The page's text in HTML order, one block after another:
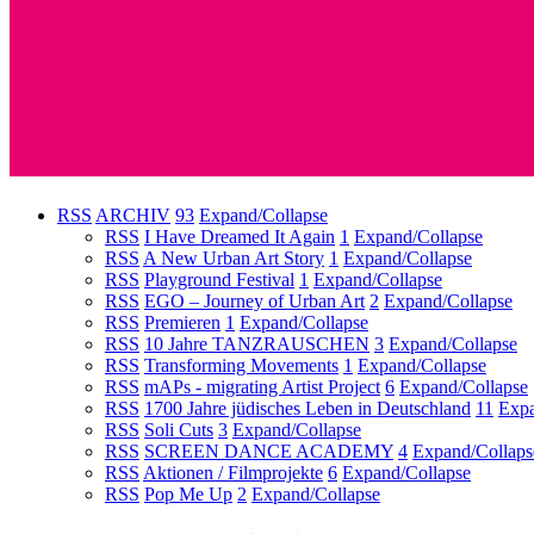
RSS ARCHIV 93 Expand/Collapse
RSS I Have Dreamed It Again 1 Expand/Collapse
RSS A New Urban Art Story 1 Expand/Collapse
RSS Playground Festival 1 Expand/Collapse
RSS EGO – Journey of Urban Art 2 Expand/Collapse
RSS Premieren 1 Expand/Collapse
RSS 10 Jahre TANZRAUSCHEN 3 Expand/Collapse
RSS Transforming Movements 1 Expand/Collapse
RSS mAPs - migrating Artist Project 6 Expand/Collapse
RSS 1700 Jahre jüdisches Leben in Deutschland 11
RSS Soli Cuts 3 Expand/Collapse
RSS SCREEN DANCE ACADEMY 4 Expand/
RSS Aktionen / Filmprojekte 6 Expand/Collapse
RSS Pop Me Up 2 Expand/Collapse